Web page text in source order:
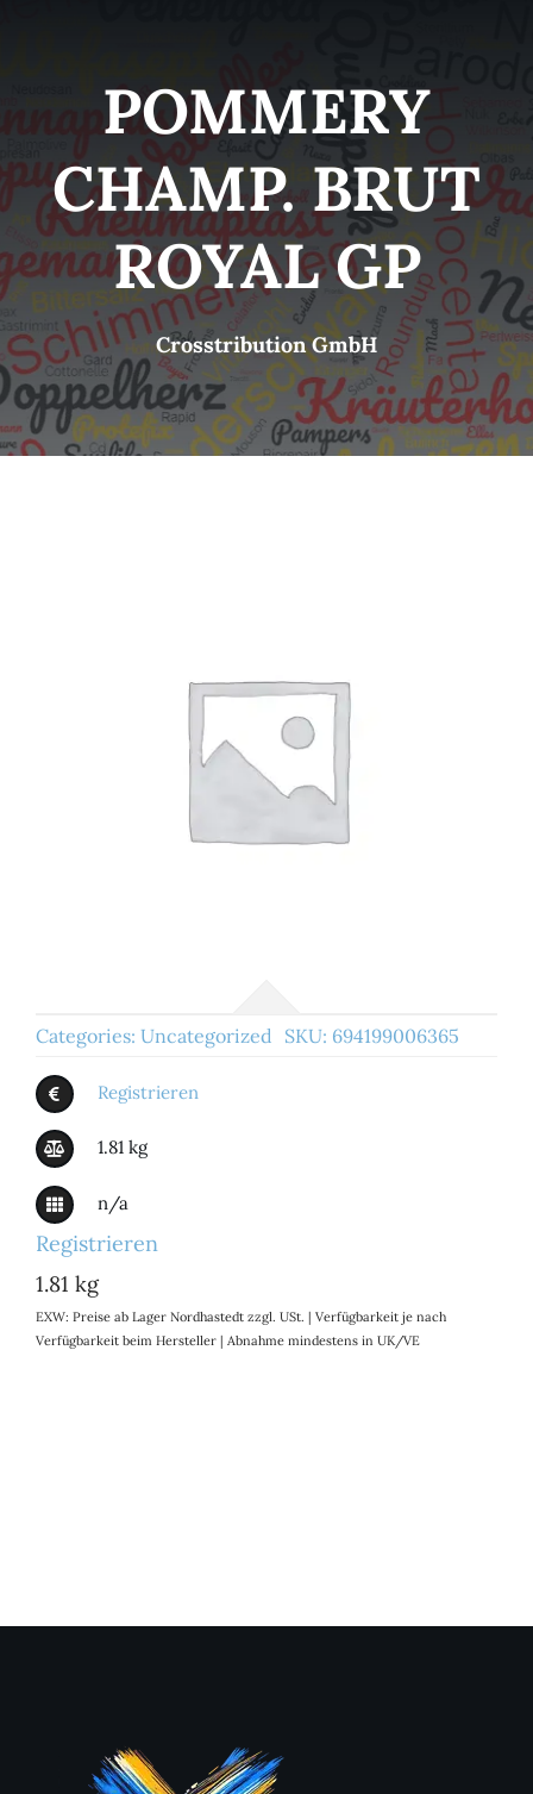
Brands
B2B-Shop
Kontakt
POMMERY
CHAMP. BRUT
ROYAL GP
Crosstribution GmbH
Categories: Uncategorized SKU: 694199006365
Registrieren
1.81 kg
n/a
Registrieren
1.81 kg
EXW: Preise ab Lager Nordhastedt zzgl. USt. | Verfügbarkeit je nach
Verfügbarkeit beim Hersteller | Abnahme mindestens in UK/VE